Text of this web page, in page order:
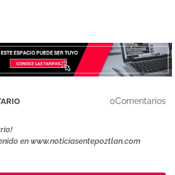
0Comentarios
en www.noticiasentepoztlan.com